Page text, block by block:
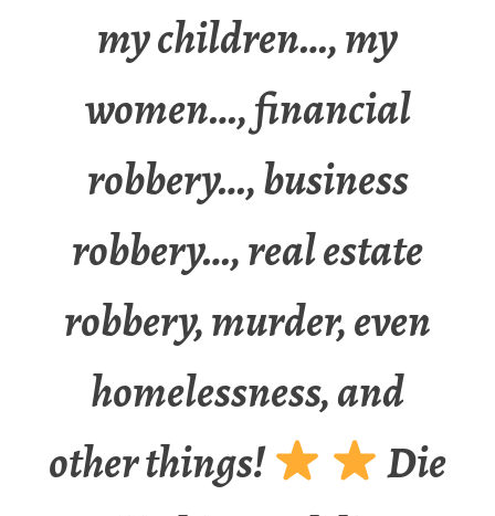
my children…, my
women…, financial
robbery…, business
robbery…, real estate
robbery, murder, even
homelessness, and
other things!
Die